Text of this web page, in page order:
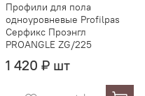
Профили для пола
одноуровневые Profilpas
Серфикс Проэнгл
PROANGLE ZG/225
1 420 ₽ шт